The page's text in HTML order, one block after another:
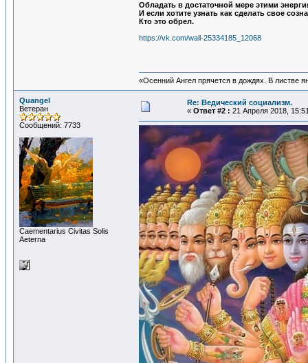
Обладать в достаточной мере этими
И если хотите узнать как сделать свое
Кто это обрел.
https://vk.com/wall-25334185_12068
«Осенний Ангел прячется в дождях. В листве
Quangel
Ветеран
Сообщений: 7733
Сaementarius Civitas Solis
Aeterna
Re: Ведический социализм.
« Ответ #2 : 21 Апреля 2018,